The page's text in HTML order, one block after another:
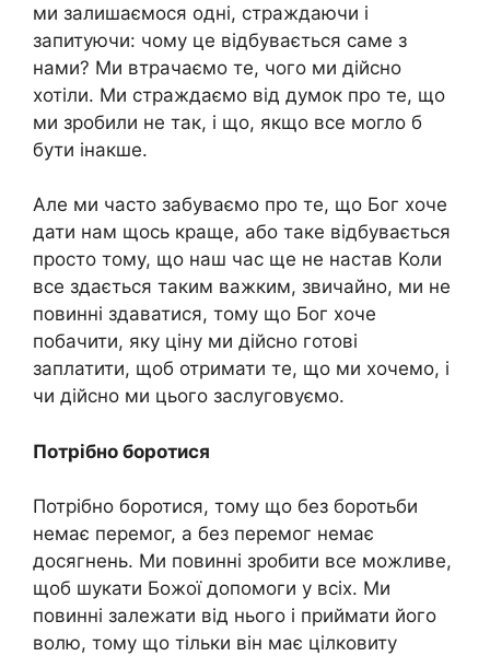
ми залишаємося одні, страждаючи і
запитуючи: чому це відбувається саме з
нами? Ми втрачаємо те, чого ми дійсно
хотіли. Ми страждаємо від думок про те, що
ми зробили не так, і що, якщо все могло б
бути інакше.
Але ми часто забуваємо про те, що Бог хоче
дати нам щось краще, або таке відбувається
просто тому, що наш час ще не настав Коли
все здається таким важким, звичайно, ми не
повинні здаватися, тому що Бог хоче
побачити, яку ціну ми дійсно готові
заплатити, щоб отримати те, що ми хочемо, і
чи дійсно ми цього заслуговуємо.
Потрібно боротися
Потрібно боротися, тому що без боротьби
немає перемог, а без перемог немає
досягнень. Ми повинні зробити все можливе,
щоб шукати Божої допомоги у всіх. Ми
повинні залежати від нього і приймати його
волю, тому що тільки він має цілковиту